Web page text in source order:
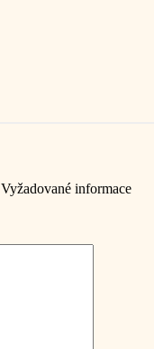
Vyžadované informace